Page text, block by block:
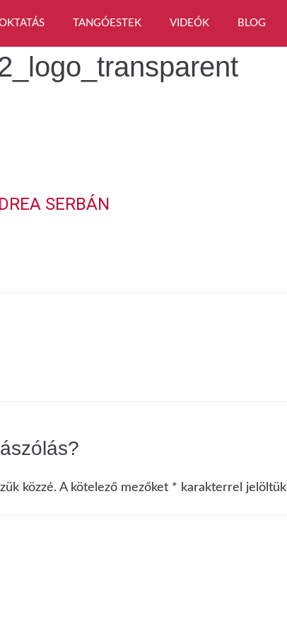
TANGÓESTEK VIDEÓK BLOG
SERBÁN
közzé. A kötelező mezőket * karakterrel jelöltük